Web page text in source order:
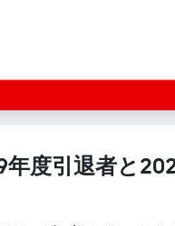
度引退者と